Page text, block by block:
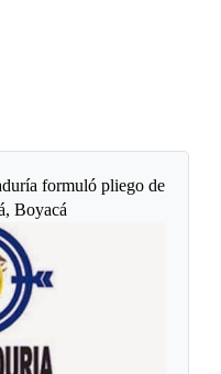
formuló pliego de
Boyacá